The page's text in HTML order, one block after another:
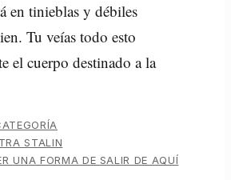
en tinieblas y débiles
Tu veías todo esto
el cuerpo destinado a la
STALIN
UNA FORMA DE SALIR DE AQUÍ